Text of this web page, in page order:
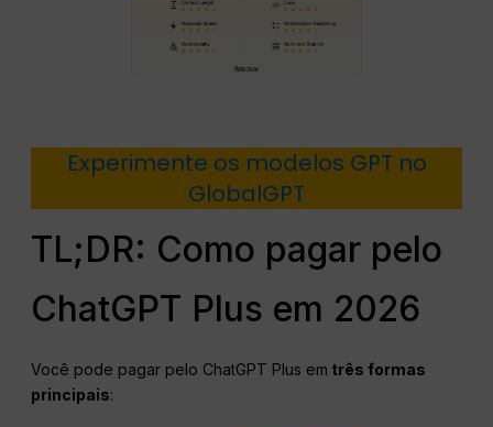
Experimente os modelos GPT no
GlobalGPT
TL;DR: Como pagar pelo
ChatGPT Plus em 2026
Você pode pagar pelo ChatGPT Plus em três formas
principais: